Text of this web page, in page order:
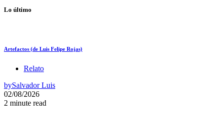
Lo último
Artefactos (de Luis Felipe Rojas)
Relato
bySalvador Luis
02/08/2026
2 minute read